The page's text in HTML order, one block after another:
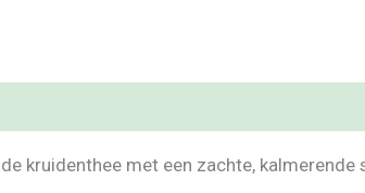
kruidenthee met een zachte, kalmerende